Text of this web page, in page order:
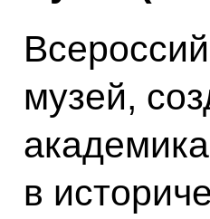
музей,
в